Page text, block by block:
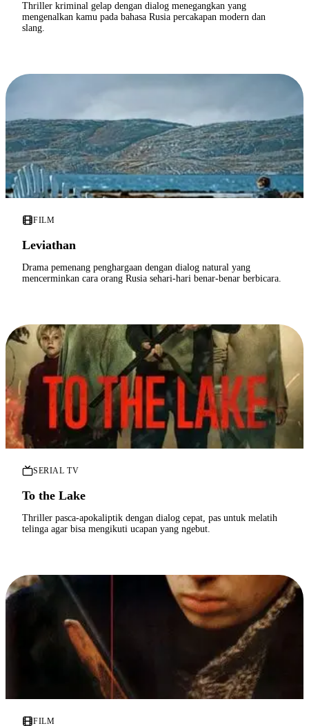
Thriller kriminal gelap dengan dialog menegangkan yang
mengenalkan kamu pada bahasa Rusia percakapan modern dan
slang.
FILM
Leviathan
Drama pemenang penghargaan dengan dialog natural yang
mencerminkan cara orang Rusia sehari-hari benar-benar berbicara.
SERIAL TV
To the Lake
Thriller pasca-apokaliptik dengan dialog cepat, pas untuk melatih
telinga agar bisa mengikuti ucapan yang ngebut.
FILM